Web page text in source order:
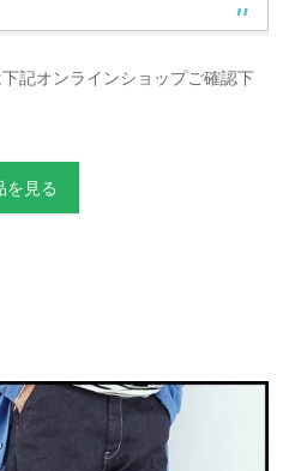
記オンラインショップご確認下
を見る